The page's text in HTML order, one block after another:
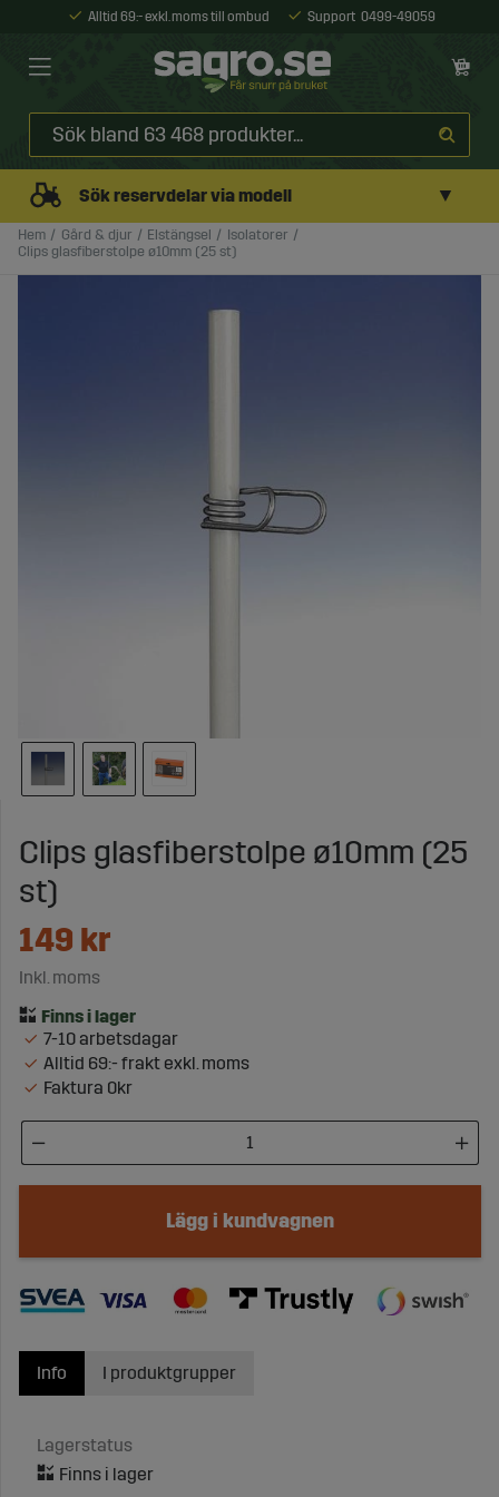
Alltid 69:- exkl. moms till ombud Support 0499-49059
Sök reservdelar via modell ▼
Hem Gård & djur Elstängsel
Isolatorer
Clips glasfiberstolpe ø10mm (25 st)
Clips glasfiberstolpe ø10mm (25
st)
149 kr
Inkl. moms
7-10 arbetsdagar
Alltid 69:- frakt exkl. moms
Faktura 0kr
Lägg i kundvagnen
Info
Lagerstatus
I produktgrupper